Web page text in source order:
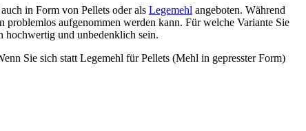
in Form von Pellets oder als Legemehl angeboten. Während
problemlos aufgenommen werden kann. Für welche Variante Sie
hochwertig und unbedenklich sein.
Sie sich statt Legemehl für Pellets (Mehl in gepresster Form)